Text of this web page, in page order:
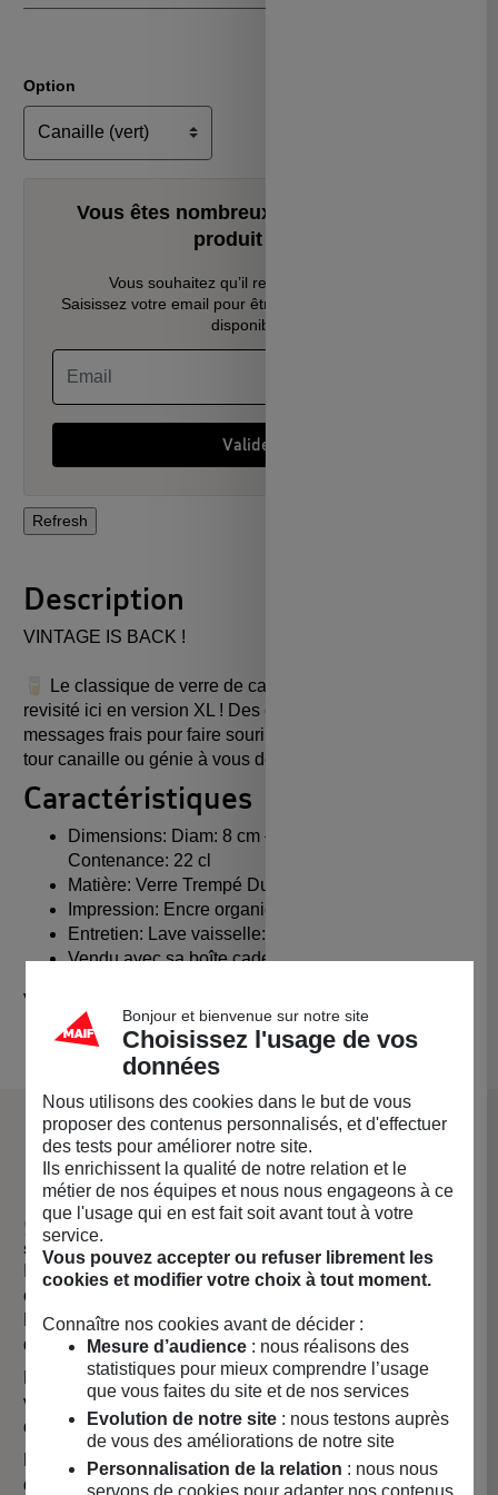
Option
Vous êtes nombreux à avoir aimé ce
produit ! 🤩
Vous souhaitez qu’il revienne en stock ?
Saisissez votre email pour être prévenu dès qu’il sera
disponible.
Valider
Description
VINTAGE IS BACK !
🥛 Le classique de verre de cantine Gigogne Duralex est
revisité ici en version XL ! Des couleurs acidulées, des
messages frais pour faire sourire vos chérubins. Tour à
tour canaille ou génie à vous de choisir !
Caractéristiques
Dimensions: Diam: 8 cm – Hauteur: 7,7 cm –
Contenance: 22 cl
Matière: Verre Trempé Duralex®
Impression: Encre organique
Entretien: Lave vaisselle: Ok – Micro-onde: Ok
Vendu avec sa boîte cadeau individuelle
Vendu par
La marque Pied de Poule
🍽️ L’art de la table réinventé avec passion et
souvenirs
Il y a maintenant une dizaine d’années que nous avons
créé la marque Pied de Poule tout juste diplômées de l’
ESAG Penninghen en graphisme pour l’une et en design
de mode de l’ESAA Duperré pour l’autre.
Rien de très rationnel dans le choix initial de faire de la
vaisselle mis à part notre amour de la bonne bouffe et
des grandes tablées !
Pied de Poule est avant tout une histoire de famille 🧑‍🧑‍🧒‍🧒
qui nous ressemble et nous fédère autour de nos
Bonjour et bienvenue sur notre site
Choisissez l'usage de vos
données
Nous utilisons des cookies dans le but de vous
proposer des contenus personnalisés, et d'effectuer
des tests pour améliorer notre site.
Ils enrichissent la qualité de notre relation et le
métier de nos équipes et nous nous engageons à ce
que l'usage qui en est fait soit avant tout à votre
service.
Vous pouvez accepter ou refuser librement les
cookies et modifier votre choix à tout moment.
Connaître nos cookies avant de décider :
Mesure d’audience: nous réalisons des
statistiques pour mieux comprendre l’usage
que vous faites du site et de nos services
Evolution de notre site: nous testons auprès
de vous des améliorations de notre site
Personnalisation de la relation : nous nous
servons de cookies pour adapter nos contenus